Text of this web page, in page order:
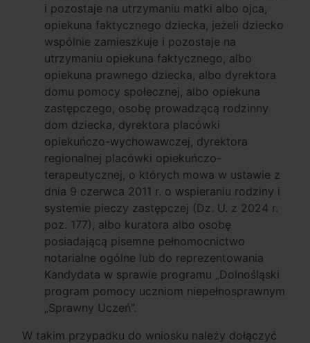
i pozostaje na utrzymaniu matki albo ojca,
opiekuna faktycznego dziecka, jeżeli dziecko
wspólnie zamieszkuje i pozostaje na
utrzymaniu opiekuna faktycznego, albo
opiekuna prawnego dziecka, albo dyrektora
domu pomocy społecznej, albo opiekuna
zastępczego, osobę prowadzącą rodzinny
dom dziecka, dyrektora placówki
opiekuńczo-wychowawczej, dyrektora
regionalnej placówki opiekuńczo-
terapeutycznej, o których mowa w ustawie z
dnia 9 czerwca 2011 r. o wspieraniu rodziny i
systemie pieczy zastępczej (Dz. U. z 2024 r.
poz. 177), albo kuratora albo osobę
posiadającą pisemne pełnomocnictwo
notarialne ogólne lub do reprezentowania
Kandydata w sprawie programu „Dolnośląski
program pomocy uczniom niepełnosprawnym
„Sprawny Uczeń”.
W takim przypadku do wniosku należy dołączyć